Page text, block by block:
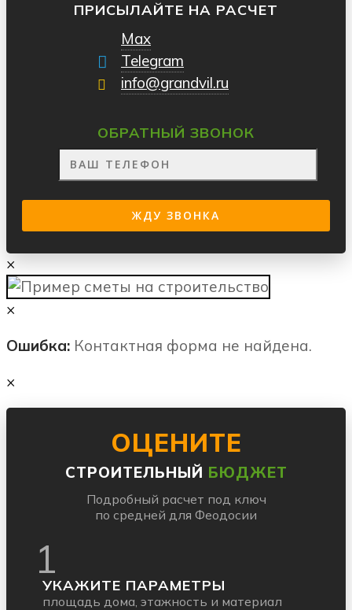
ПРИСЫЛАЙТЕ НА РАСЧЕТ
Max
Telegram
info@grandvil.ru
ОБРАТНЫЙ ЗВОНОК
×
×
Ошибка: Контактная форма не найдена.
×
ОЦЕНИТЕ
СТРОИТЕЛЬНЫЙ БЮДЖЕТ
Подробный расчет под ключ
по средней для Феодосии
1
УКАЖИТЕ ПАРАМЕТРЫ
площадь дома, этажность и материал